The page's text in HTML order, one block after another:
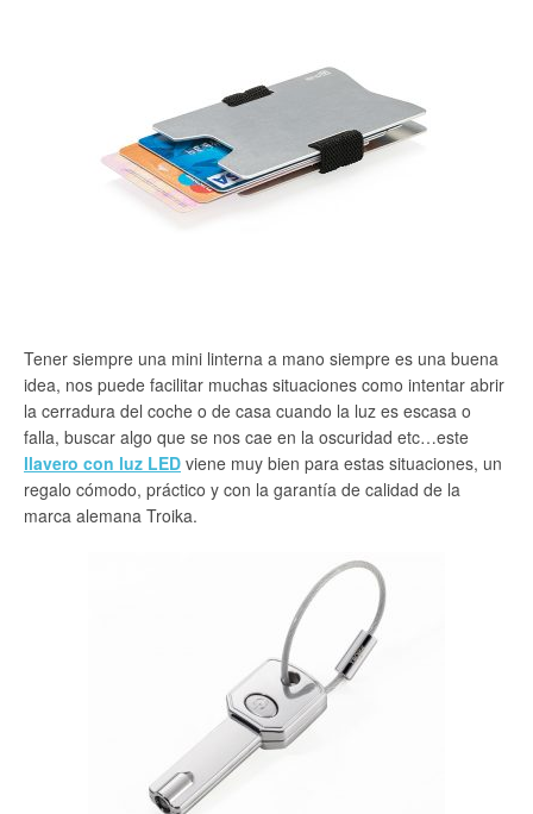
Tener siempre una mini linterna a mano siempre es una buena
idea, nos puede facilitar muchas situaciones como intentar abrir
la cerradura del coche o de casa cuando la luz es escasa o
falla, buscar algo que se nos cae en la oscuridad etc…este
llavero con luz LED viene muy bien para estas situaciones, un
regalo cómodo, práctico y con la garantía de calidad de la
marca alemana Troika.